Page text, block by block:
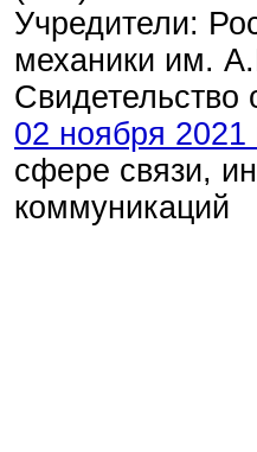
Учредители:
механики им.
02 ноября 2021
сфере связи,
коммуникаций